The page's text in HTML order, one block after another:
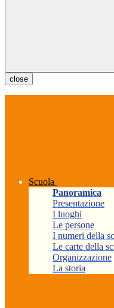
close
Scuola
Panoramica
Presentazione
I luoghi
Le persone
I numeri della
Le carte della
Organizzazione
La storia